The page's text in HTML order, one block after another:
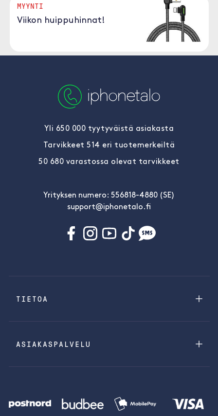
MYYNTI
Viikon huippuhinnat!
Yli 650 000 tyytyväistä asiakasta
Tarvikkeet 514 eri tuotemerkeiltä
50 680 varastossa olevat tarvikkeet
Yrityksen numero: 556818-4880 (SE)
support@iphonetalo.fi
TIETOA
ASIAKASPALVELU